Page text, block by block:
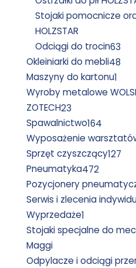
Stojaki pomocnicze
HOLZSTAR
Odciągi do trocin63
Okleiniarki do mebli48
Maszyny do kartonu1
Wyroby metalowe
ZOTECH23
Spawalnictwo164
Wyposażenie
Sprzęt czyszczący127
Pneumatyka472
Pozycjonery
Serwis i zlecenia
Wyprzedaże1
Stojaki specjalne do
Maggi
Odpylacze i odciągi